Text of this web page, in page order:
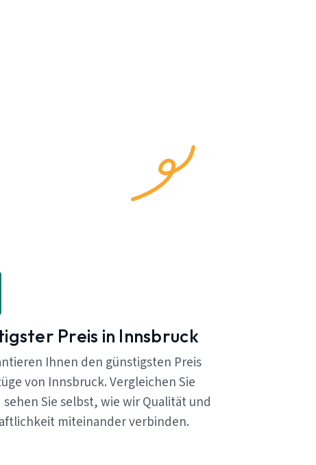
Preis in Innsbruck
Ihnen den günstigsten Preis
von Innsbruck. Vergleichen Sie
sehen Sie selbst, wie wir Qualität und
miteinander verbinden.